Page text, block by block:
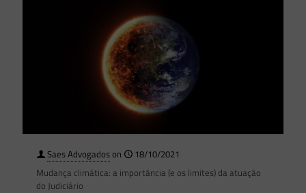
Saes Advogadoson
18/10/2021
Mudança climática: a importância (e os limites) da atuação
do Judiciário